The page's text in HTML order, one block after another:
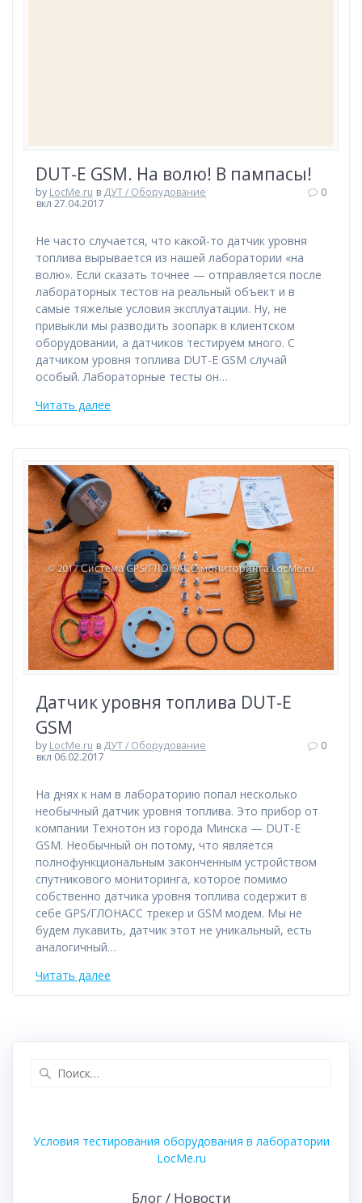
DUT-E GSM. На волю! В пампасы!
by LocMe.ru в ДУТ / Оборудование
вкл 27.04.2017
0
Не часто случается, что какой-то датчик уровня
топлива вырывается из нашей лаборатории «на
волю». Если сказать точнее — отправляется после
лабораторных тестов на реальный объект и в
самые тяжелые условия эксплуатации. Ну, не
привыкли мы разводить зоопарк в клиентском
оборудовании, а датчиков тестируем много. С
датчиком уровня топлива DUT-E GSM случай
особый. Лабораторные тесты он…
Читать далее
Датчик уровня топлива DUT-E
GSM
by LocMe.ru в ДУТ / Оборудование
вкл 06.02.2017
0
На днях к нам в лабораторию попал несколько
необычный датчик уровня топлива. Это прибор от
компании Технотон из города Минска — DUT-E
GSM. Необычный он потому, что является
полнофункциональным законченным устройством
спутникового мониторинга, которое помимо
собственно датчика уровня топлива содержит в
себе GPS/ГЛОНАСС трекер и GSM модем. Мы не
будем лукавить, датчик этот не уникальный, есть
аналогичный…
Читать далее
Условия тестирования оборудования в лаборатории
LocMe.ru
Блог / Новости